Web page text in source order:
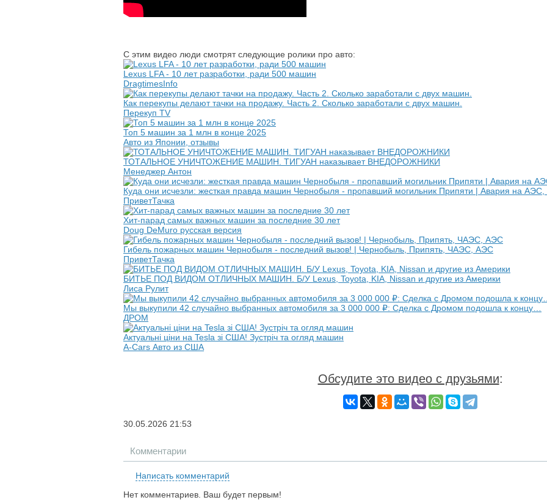
С этим видео люди смотрят следующие ролики про авто:
Lexus LFA - 10 лет разработки, ради 500 машин
DragtimesInfo
Как перекупы делают тачки на продажу. Часть 2. Сколько заработали с двух машин.
Перекуп TV
Топ 5 машин за 1 млн в конце 2025
Авто из Японии, отзывы
ТОТАЛЬНОЕ УНИЧТОЖЕНИЕ МАШИН. ТИГУАН наказывает ВНЕДОРОЖНИКИ
Менеджер Антон
Куда они исчезли: жесткая правда машин Чернобыля - пропавший могильник Припяти | Авария на
ПриветТачка
Хит-парад самых важных машин за последние 30 лет
Doug DeMuro русская версия
Гибель пожарных машин Чернобыля - последний вызов! | Чернобыль, Припять, ЧАЭС, АЭС
ПриветТачка
БИТЬЕ ПОД ВИДОМ ОТЛИЧНЫХ МАШИН. Б/У Lexus, Toyota, KIA, Nissan и другие из Америки
Лиса Рулит
Мы выкупили 42 случайно выбранных автомобиля за 3 000 000 ₽: Сделка с Дромом подошла к концу…
ДРОМ
Актуальні ціни на Tesla зі США! Зустріч та огляд машин
A-Cars Авто из США
Обсудите это видео с друзьями:
30.05.2026 21:53
Комментарии
Написать комментарий
Нет комментариев. Ваш будет первым!